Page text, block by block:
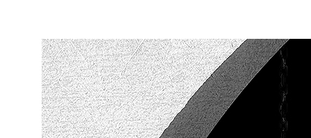
*Instagram💧
Вконтакте
Телеграм